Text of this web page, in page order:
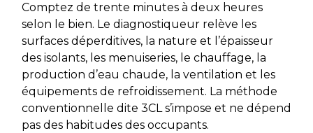
Comptez de trente minutes à deux heures
selon le bien. Le diagnostiqueur relève les
surfaces déperditives, la nature et l’épaisseur
des isolants, les menuiseries, le chauffage, la
production d’eau chaude, la ventilation et les
équipements de refroidissement. La méthode
conventionnelle dite 3CL s’impose et ne dépend
pas des habitudes des occupants.